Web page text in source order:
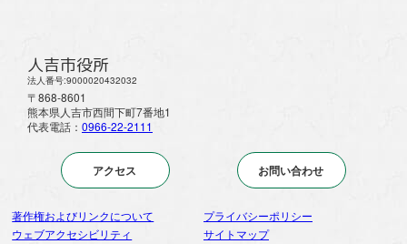
人吉市役所
法人番号:9000020432032
〒868-8601
熊本県人吉市西間下町7番地1
代表電話： 0966-22-2111
アクセス お問い合わせ
著作権およびリンクについて
プライバシーポリシー
ウェブアクセシビリティ
サイトマップ